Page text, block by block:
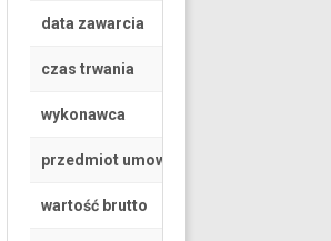
data zawarcia
czas trwania
wykonawca
przedmiot umowy
wartość brutto